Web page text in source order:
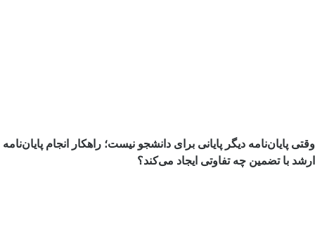
وقتی پایان‌نامه دیگر پایانی برای دانشجو نیست؛ راهکار انجام پایان‌نامه
ارشد با تضمین چه تفاوتی ایجاد می‌کند؟